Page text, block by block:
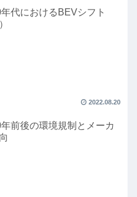
代におけるBEVシフト
2022.08.20
前後の環境規制とメーカ